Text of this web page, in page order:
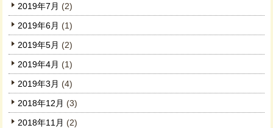
2019年7月 (2)
2019年6月 (1)
2019年5月 (2)
2019年4月 (1)
2019年3月 (4)
2018年12月 (3)
2018年11月 (2)